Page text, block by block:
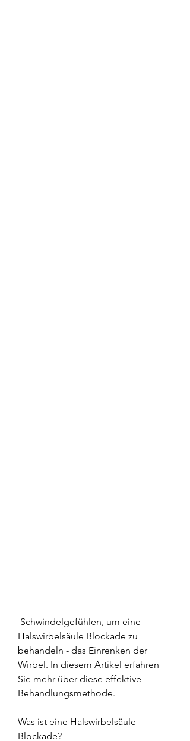
Halswirbelsäule Blockade zu
behandeln - das Einrenken der
Wirbel. In diesem Artikel erfahren
Sie mehr über diese effektive
Behandlungsmethode.
Was ist eine Halswirbelsäule
Blockade?